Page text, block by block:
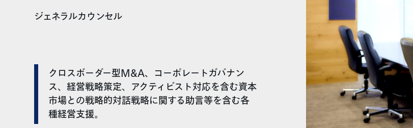
ジェネラルカウンセル
クロスボーダー型M&A、コーポレートガバナン
ス、経営戦略策定、アクティビスト対応を含む資本
市場との戦略的対話戦略に関する助言等を含む各
種経営支援。